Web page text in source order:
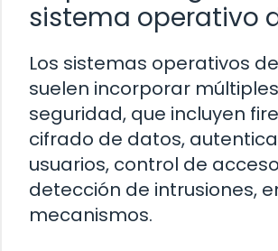
sistema operativo
Los sistemas operativos
suelen incorporar
seguridad, que incluyen
cifrado de datos,
usuarios, control de
detección de intrusiones,
mecanismos.